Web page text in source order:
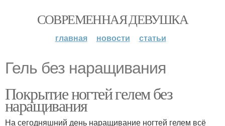
СОВРЕМЕННАЯ ДЕВУШКА
главная новости статьи
Гель без наращивания
Покрытие ногтей гелем без
наращивания
На сегодняшний день наращивание ногтей гелем всё